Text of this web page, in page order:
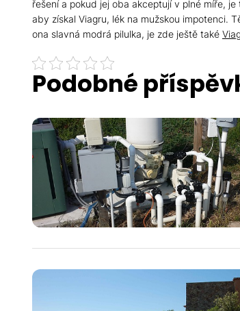
řešení a pokud jej oba akceptují v plné míře,
aby získal Viagru, lék na mužskou impotenci.
ona slavná modrá pilulka, je zde ještě také
Podobné